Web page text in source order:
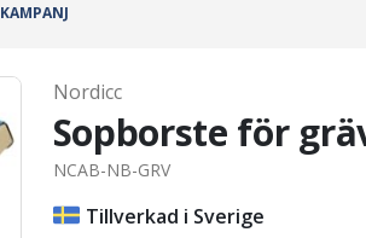
KAMPANJ
Nordicc
Sopborste för
NCAB-NB-GRV
Tillverkad i Sverige